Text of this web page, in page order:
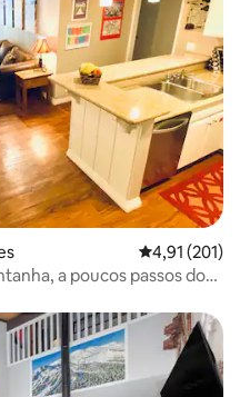
4,91 de uma
4,91 (201)
a poucos passos do